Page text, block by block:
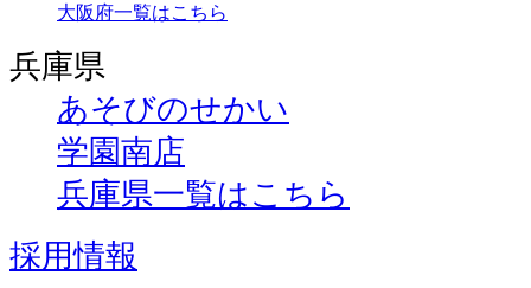
大阪府一覧はこちら
兵庫県
あそびのせかい
学園南店
兵庫県一覧はこちら
採用情報